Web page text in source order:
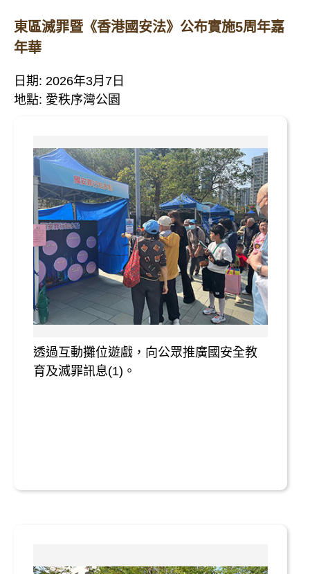
東區滅罪暨《香港國安法》公布實施5周年嘉
年華
日期: 2026年3月7日
地點: 愛秩序灣公園
透過互動攤位遊戲，向公眾推廣國安全教
育及滅罪訊息(1)。